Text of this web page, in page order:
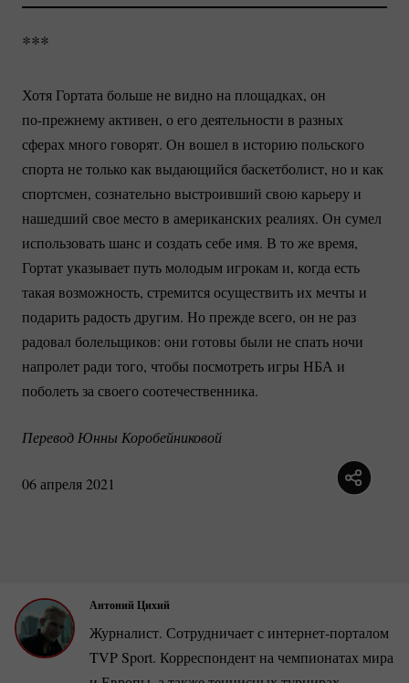
***
Хотя Гортата больше не видно на площадках, он
по-прежнемуактивен, о его деятельности в разных
сферах много говорят. Он вошел в историю польского
спорта не только как выдающийся баскетболист, но и как
спортсмен, сознательно выстроивший свою карьеру и
нашедший свое место в американских реалиях. Он сумел
использовать шанс и создать себе имя. В то же время,
Гортат указывает путь молодым игрокам и, когда есть
такая возможность, стремится осуществить их мечты и
подарить радость другим. Но прежде всего, он не раз
радовал болельщиков: они готовы были не спать ночи
напролет ради того, чтобы посмотреть игры НБА и
поболеть за своего соотечественника.
Перевод Юнны Коробейниковой
06 апреля 2021
Антоний Цихий
Журналист. Сотрудничает синтернет-порталом
TVP Sport. Корреспондент на чемпионатах мира